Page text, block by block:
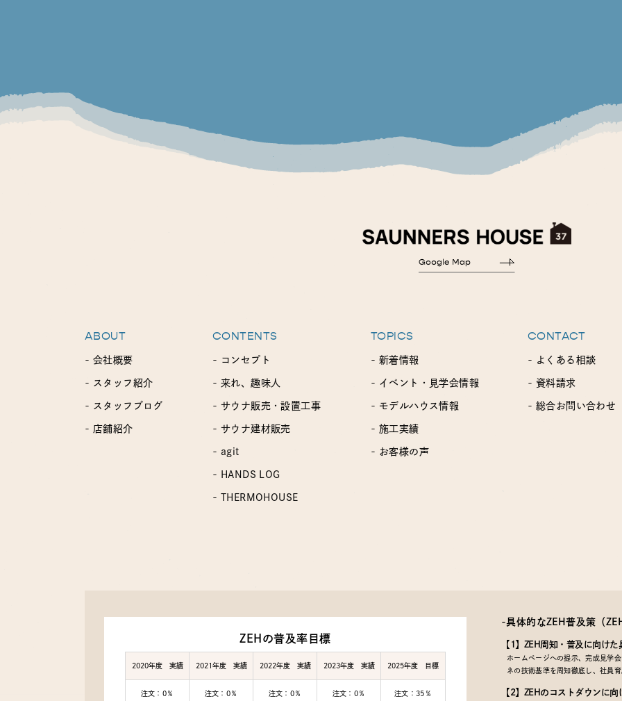
ABOUT
- 会社概要
- スタッフ紹介
- スタッフブログ
- 店舗紹介
CONTENTS
- コンセプト
- 来れ、趣味人
- サウナ販売・設置工事
- サウナ建材販売
- agit
- HANDS LOG
- THERMOHOUSE
TOPICS
- 新着情報
- イベント・見学会情報
- モデルハウス情報
- 施工実績
- お客様の声
CONTACT
- よくある相談
- 資料請求
- 総合お問い合わせ
ZEHの普及率目標
2020年度 実績 2021年度 実績 2022年度 実績 2023年度 実績 2025年度 目標
注文：0％ 注文：0％ 注文：0％ 注文：0％ 注文：35％
-具体的なZEH普及策 （
【1】ZEH周知・普及に向けた
ホームページへの提示、完成見学
ネの技術基準を周知徹底し、社員
【2】ZEHのコストダウンに向